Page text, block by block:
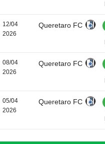
12/04
2026
Queretaro FC
08/04
2026
Queretaro FC
05/04
2026
Queretaro FC